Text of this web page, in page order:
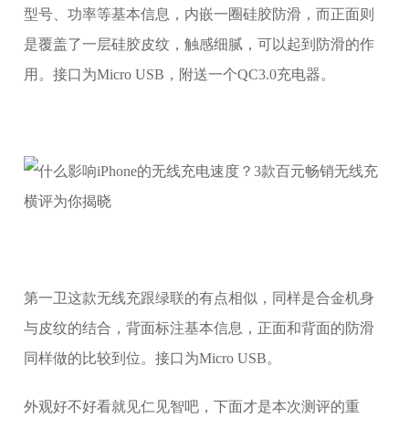
型号、功率等基本信息，内嵌一圈硅胶防滑，而正面则
是覆盖了一层硅胶皮纹，触感细腻，可以起到防滑的作
用。接口为Micro USB，附送一个QC3.0充电器。
第一卫这款无线充跟绿联的有点相似，同样是合金机身
与皮纹的结合，背面标注基本信息，正面和背面的防滑
同样做的比较到位。接口为Micro USB。
外观好不好看就见仁见智吧，下面才是本次测评的重